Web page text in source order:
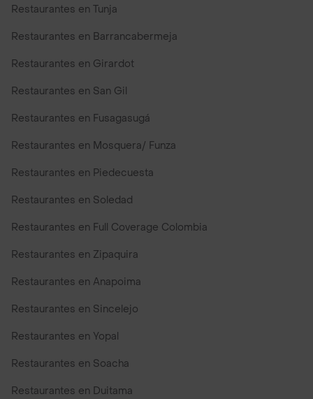
Restaurantes en Tunja
Restaurantes en Barrancabermeja
Restaurantes en Girardot
Restaurantes en San Gil
Restaurantes en Fusagasugá
Restaurantes en Mosquera/ Funza
Restaurantes en Piedecuesta
Restaurantes en Soledad
Restaurantes en Full Coverage Colombia
Restaurantes en Zipaquira
Restaurantes en Anapoima
Restaurantes en Sincelejo
Restaurantes en Yopal
Restaurantes en Soacha
Restaurantes en Duitama